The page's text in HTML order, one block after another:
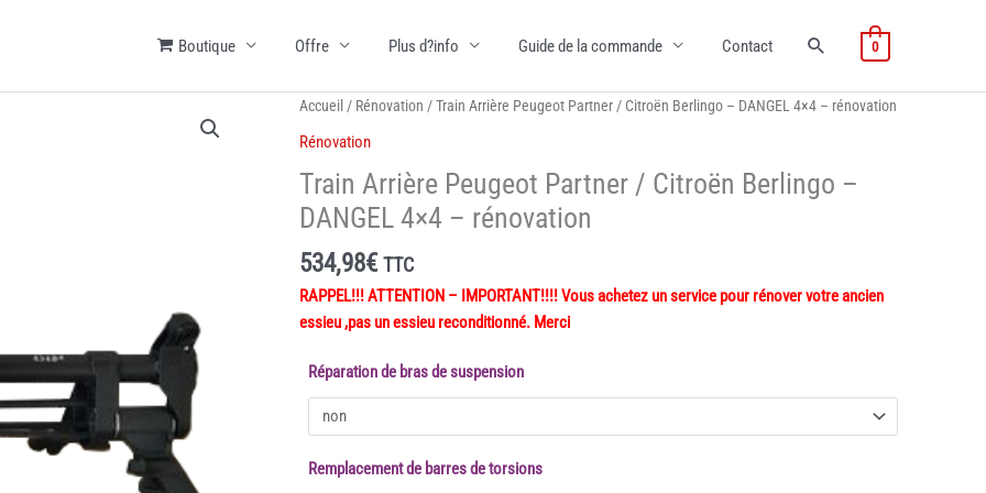
Boutique Offre Plus d?info Guide de la commande Contact 0
Accueil / Rénovation / Train Arrière Peugeot Partner / Citroën Berlingo – DANGEL 4×4 – rénovation
Rénovation
Train Arrière Peugeot Partner / Citroën Berlingo –
DANGEL 4×4 – rénovation
534,98€ TTC
RAPPEL!!! ATTENTION – IMPORTANT!!!! Vous achetez un service pour rénover votre ancien
essieu ,pas un essieu reconditionné. Merci
Réparation de bras de suspension
Remplacement de barres de torsions